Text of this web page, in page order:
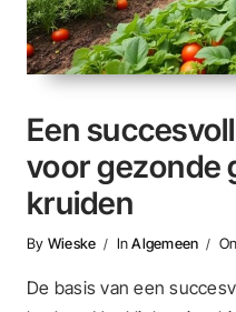
Een
voor gezonde
kruiden
By Wieske InAlgemeen
De basis van een